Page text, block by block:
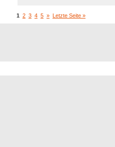
1 2 3 4 5 » Letzte Seite »